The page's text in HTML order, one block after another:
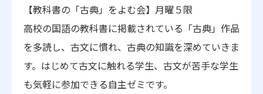
地歴甲子園 法人本部
【教科書の「古典」をよむ会】月曜５限
高校の国語の教科書に掲載されている「古典」作品
を多読し、古文に慣れ、古典の知識を深めていきま
す。はじめて古文に触れる学生、古文が苦手な学生
も気軽に参加できる自主ゼミです。